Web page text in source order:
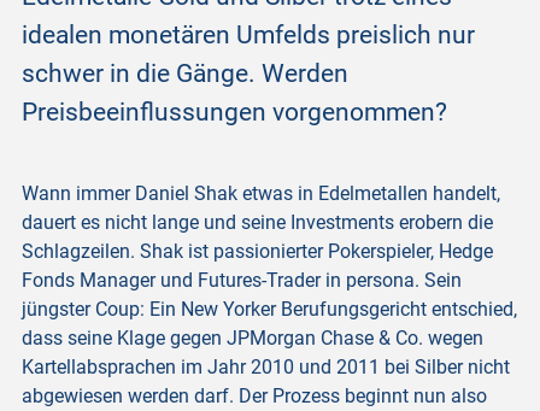
idealen monetären Umfelds preislich nur
schwer in die Gänge. Werden
Preisbeeinflussungen vorgenommen?
Wann immer Daniel Shak etwas in Edelmetallen handelt,
dauert es nicht lange und seine Investments erobern die
Schlagzeilen. Shak ist passionierter Pokerspieler, Hedge
Fonds Manager und Futures-Trader in persona. Sein
jüngster Coup: Ein New Yorker Berufungsgericht entschied,
dass seine Klage gegen JPMorgan Chase & Co. wegen
Kartellabsprachen im Jahr 2010 und 2011 bei Silber nicht
abgewiesen werden darf. Der Prozess beginnt nun also